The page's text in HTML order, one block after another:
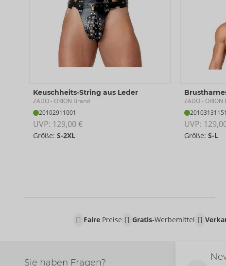
Keuschheits-String aus Leder
ZADO- ORION Brand
20102911001
UVP: 129,00 €
Größe: S-2XL
ZADO- ORION
20103131151
UVP:
Größe: S-L
FairePreise Gratis-Werbemittel
Sie haben Fragen?